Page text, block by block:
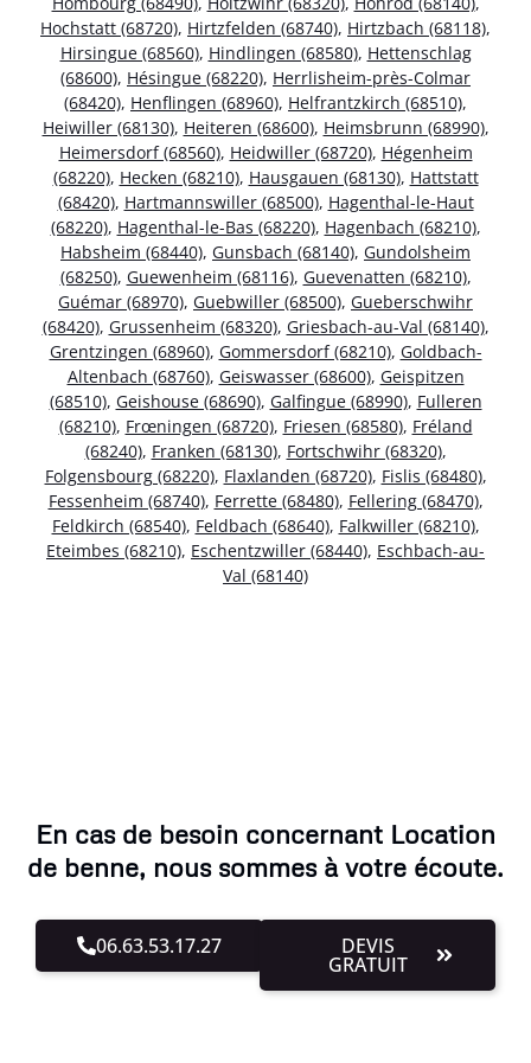
Hochstatt (68720), Hirtzfelden (68740), Hirtzbach (68118),
Hirsingue (68560), Hindlingen (68580), Hettenschlag
(68600), Hésingue (68220), Herrlisheim-près-Colmar
(68420), Henflingen (68960), Helfrantzkirch (68510),
Heiwiller (68130), Heiteren (68600), Heimsbrunn (68990),
Heimersdorf (68560), Heidwiller (68720), Hégenheim
(68220), Hecken (68210), Hausgauen (68130), Hattstatt
(68420), Hartmannswiller (68500), Hagenthal-le-Haut
(68220), Hagenthal-le-Bas (68220), Hagenbach (68210),
Habsheim (68440), Gunsbach (68140), Gundolsheim
(68250), Guewenheim (68116), Guevenatten (68210),
Guémar (68970), Guebwiller (68500), Gueberschwihr
(68420), Grussenheim (68320), Griesbach-au-Val (68140),
Grentzingen (68960), Gommersdorf (68210), Goldbach-
Altenbach (68760), Geiswasser (68600), Geispitzen
(68510), Geishouse (68690), Galfingue (68990), Fulleren
(68210), Frœningen (68720), Friesen (68580), Fréland
(68240), Franken (68130), Fortschwihr (68320),
Folgensbourg (68220), Flaxlanden (68720), Fislis (68480),
Fessenheim (68740), Ferrette (68480), Fellering (68470),
Feldkirch (68540), Feldbach (68640), Falkwiller (68210),
Eteimbes (68210), Eschentzwiller (68440), Eschbach-au-
Val (68140)
En cas de besoin concernant Location
de benne, nous sommes à votre écoute.
06.63.53.17.27 DEVIS
GRATUIT